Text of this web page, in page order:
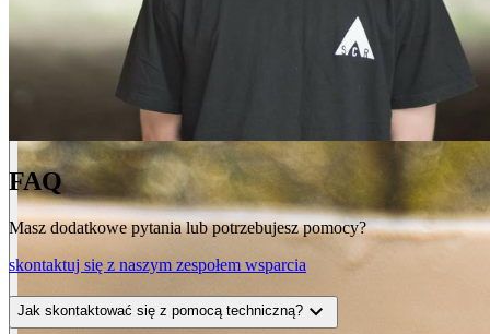
FAQ
Masz dodatkowe pytania lub potrzebujesz pomocy?
skontaktuj się z naszym zespołem wsparcia
Jak skontaktować się z pomocą techniczną? expand_more